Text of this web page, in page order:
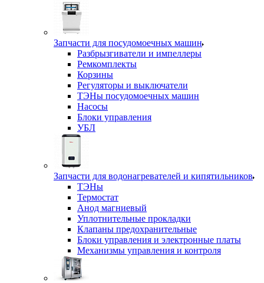
Запчасти для посудомоечных машин
Разбрызгиватели и импеллеры
Ремкомплекты
Корзины
Регуляторы и выключатели
ТЭНы посудомоечных машин
Насосы
Блоки управления
УБЛ
Запчасти для водонагревателей и кипятильников
ТЭНы
Термостат
Анод магниевый
Уплотнительные прокладки
Клапаны предохранительные
Блоки управления и электронные платы
Механизмы управления и контроля